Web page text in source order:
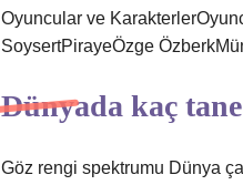
Oyuncular ve
SoysertPirayeÖzge
Dünyada kaç
Göz rengi spektrumu Dünya